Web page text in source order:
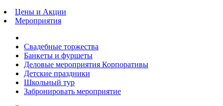
Цены и Акции
Мероприятия
Свадебные торжества
Банкеты и фуршеты
Деловые мероприятия Корпоративы
Детские праздники
Школьный тур
Забронировать мероприятие